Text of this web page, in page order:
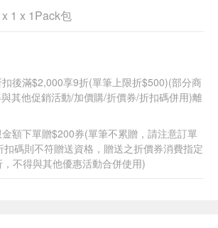
1 x 1Pack包
後滿$2,000享9折(單筆上限折$500)(部分商
其他促銷活動/加價購/折價券/折扣碼併用)離
額下單贈$200券(單筆不累贈，請注意訂單
扣碼則不符贈送資格，贈送之折價券消費指定
不得與其他優惠活動合併使用)